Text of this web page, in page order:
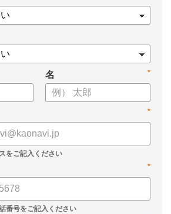
ツール
で、ぜひお役立てください。
*
名
*
*